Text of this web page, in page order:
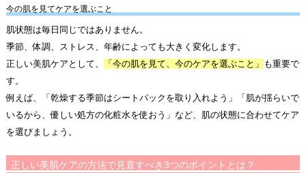
今の肌を見てケアを選ぶこと
肌状態は毎日同じではありません。
季節、体調、ストレス、年齢によっても大きく変化します。
正しい美肌ケアとして、
「今の肌を見て、今のケアを選ぶこと」 も重要で
す。
例えば、「乾燥する季節はシートパックを取り入れよう」「肌が揺らいで
いるから、優しい処方の化粧水を使おう」など、肌の状態に合わせてケア
を選びましょう。
正しい美肌ケアの方法で見直すべき3つのポイントとは？